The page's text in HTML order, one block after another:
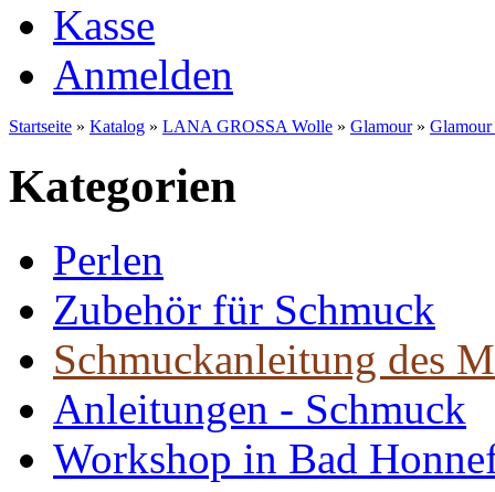
Kasse
Anmelden
Startseite » Katalog » LANA GROSSA Wolle » Glamour»
Kategorien
Perlen
Zubehör für Schmuck
Schmuckanleitung des
Anleitungen - Schmuck
Workshop in Bad